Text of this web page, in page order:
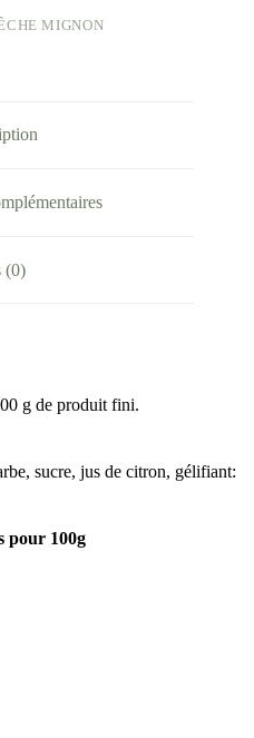
MIGNON
(0)
g de produit fini.
sucre, jus de citron, gélifiant:
pour 100g